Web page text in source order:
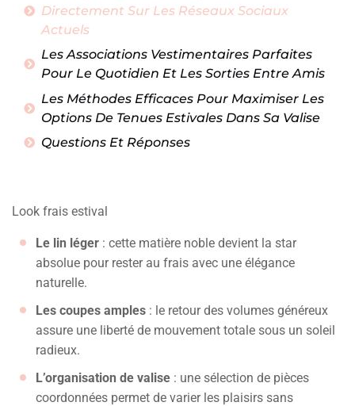
Directement Sur Les Réseaux Sociaux
Actuels
Les Associations Vestimentaires Parfaites
Pour Le Quotidien Et Les Sorties Entre Amis
Les Méthodes Efficaces Pour Maximiser Les
Options De Tenues Estivales Dans Sa Valise
Questions Et Réponses
Look frais estival
Le lin léger : cette matière noble devient la star
absolue pour rester au frais avec une élégance
naturelle.
Les coupes amples : le retour des volumes généreux
assure une liberté de mouvement totale sous un soleil
radieux.
L’organisation de valise : une sélection de pièces
coordonnées permet de varier les plaisirs sans